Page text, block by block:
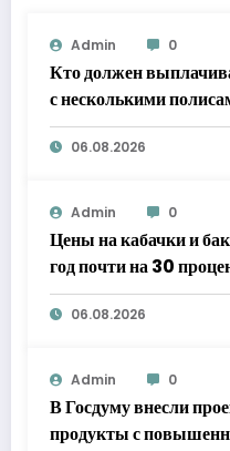
Admin 0
Кто должен
с несколькими
Верховного суда
06.08.2026
Admin 0
Цены на кабачки и
год почти на 30
06.08.2026
Admin 0
В Госдуму внесли
продукты с